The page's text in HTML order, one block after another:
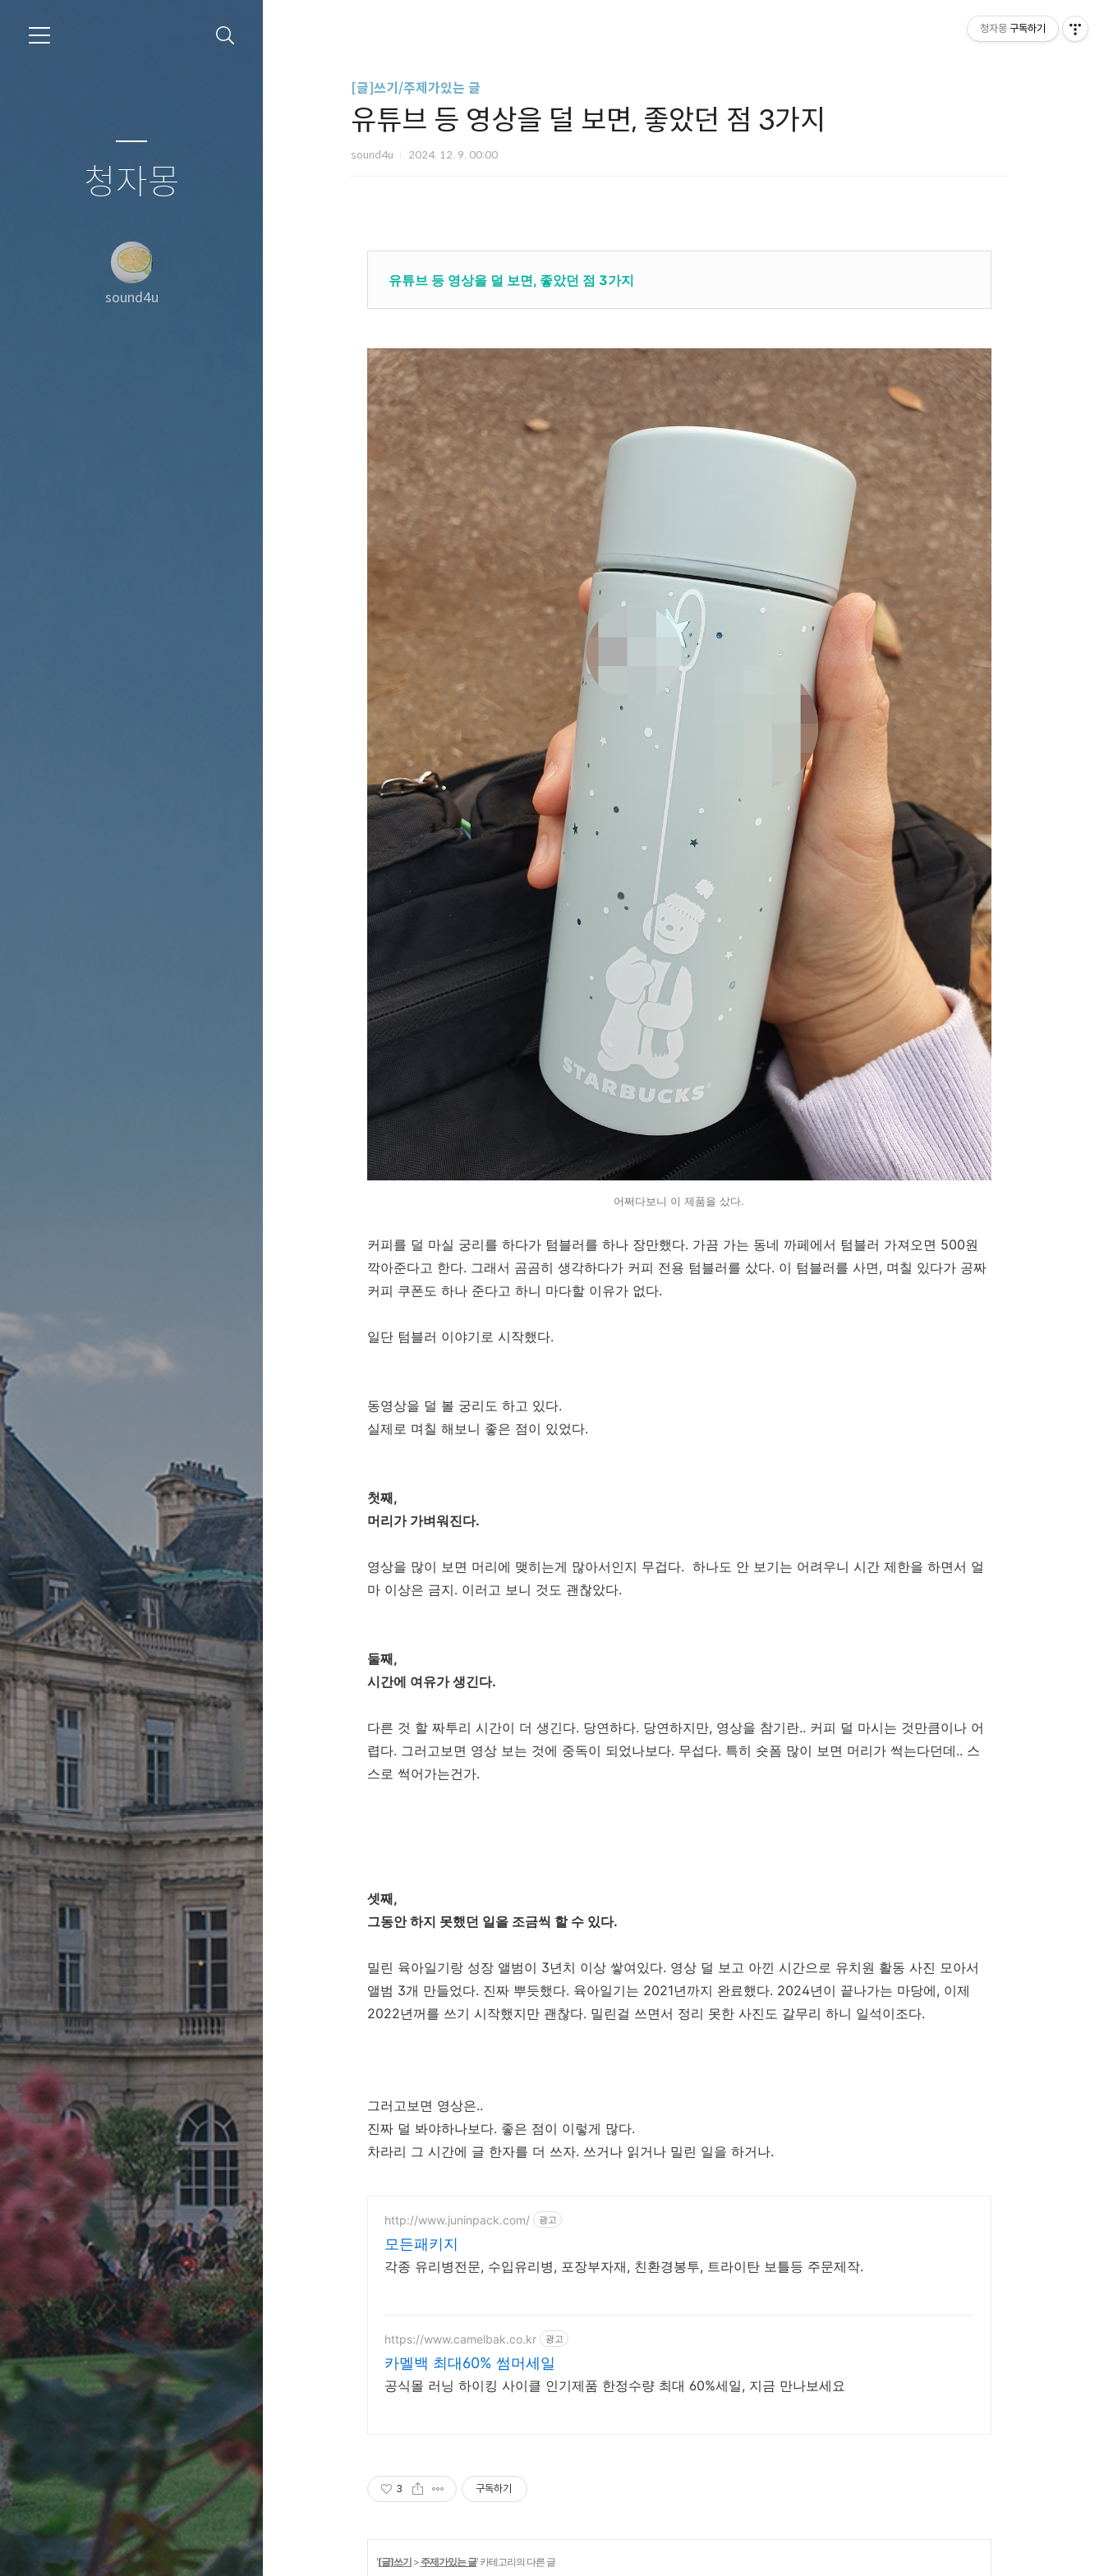
청자몽
sound4u
[글]쓰기/주제가있는 글
유튜브 등 영상을 덜 보면, 좋았던 점 3가지
sound4u 2024. 12. 9. 00:00
유튜브 등 영상을 덜 보면, 좋았던 점 3가지
어쩌다보니 이 제품을 샀다.
커피를 덜 마실 궁리를 하다가 텀블러를 하나 장만했다. 가끔 가는 동네 까페에서 텀블러 가져오면 500원
깍아준다고 한다. 그래서 곰곰히 생각하다가 커피 전용 텀블러를 샀다. 이 텀블러를 사면, 며칠 있다가 공짜
커피 쿠폰도 하나 준다고 하니 마다할 이유가 없다.
일단 텀블러 이야기로 시작했다.
동영상을 덜 볼 궁리도 하고 있다.
실제로 며칠 해보니 좋은 점이 있었다.
첫째,
머리가 가벼워진다.
영상을 많이 보면 머리에 맺히는게 많아서인지 무겁다. 하나도 안 보기는 어려우니 시간 제한을 하면서 얼
마 이상은 금지. 이러고 보니 것도 괜찮았다.
둘째,
시간에 여유가 생긴다.
다른 것 할 짜투리 시간이 더 생긴다. 당연하다. 당연하지만, 영상을 참기란.. 커피 덜 마시는 것만큼이나 어
렵다. 그러고보면 영상 보는 것에 중독이 되었나보다. 무섭다. 특히 숏폼 많이 보면 머리가 썩는다던데.. 스
스로 썩어가는건가.
셋째,
그동안 하지 못했던 일을 조금씩 할 수 있다.
밀린 육아일기랑 성장 앨범이 3년치 이상 쌓여있다. 영상 덜 보고 아낀 시간으로 유치원 활동 사진 모아서
앨범 3개 만들었다. 진짜 뿌듯했다. 육아일기는 2021년까지 완료했다. 2024년이 끝나가는 마당에, 이제
2022년꺼를 쓰기 시작했지만 괜찮다. 밀린걸 쓰면서 정리 못한 사진도 갈무리 하니 일석이조다.
그러고보면 영상은..
진짜 덜 봐야하나보다. 좋은 점이 이렇게 많다.
차라리 그 시간에 글 한자를 더 쓰자. 쓰거나 읽거나 밀린 일을 하거나.
http://www.juninpack.com/ 광고
모든패키지
각종 유리병전문, 수입유리병, 포장부자재, 친환경봉투, 트라이탄 보틀등 주문제작.
https://www.camelbak.co.kr 광고
카멜백 최대60% 썸머세일
공식몰 러닝 하이킹 사이클 인기제품 한정수량 최대 60%세일, 지금 만나보세요
3 구독하기
'[글]쓰기> 주제가있는 글' 카테고리의 다른 글
청자몽 구독하기